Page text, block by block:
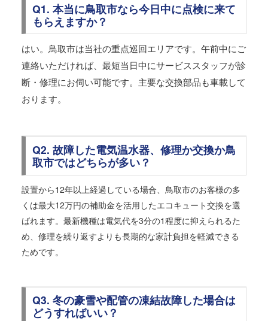
Q1. 本当に鳥取市なら今日中に点検に来て
もらえますか？
はい。鳥取市は当社の重点巡回エリアです。午前中にご
連絡いただければ、最短当日中にサービススタッフが診
断・修理にお伺い可能です。主要な交換部品も車載して
おります。
Q2. 故障した電気温水器、修理か交換か鳥
取市ではどちらが多い？
設置から12年以上経過している場合、鳥取市のお客様の多
くは最大12万円の補助金を活用したエコキュート交換を選
ばれます。最新機種は電気代を3分の1程度に抑えられるた
め、修理を繰り返すよりも長期的な家計負担を軽減できる
ためです。
Q3. 冬の豪雪や配管の凍結故障した場合は
どうすればいい？